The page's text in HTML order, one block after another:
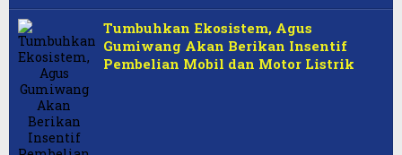
Tumbuhkan Ekosistem, Agus
Gumiwang Akan Berikan Insentif
Pembelian Mobil dan Motor Listrik